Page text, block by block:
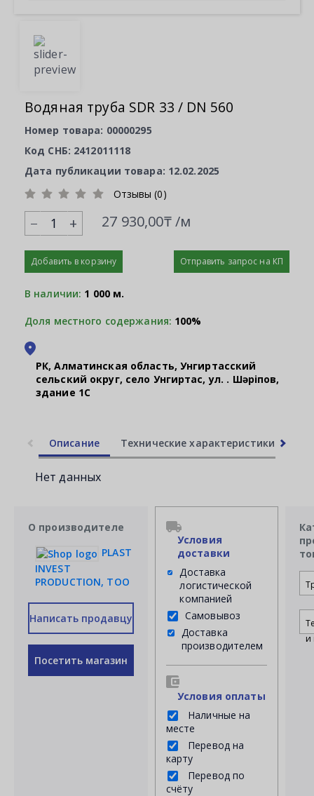
Водяная труба SDR 33 / DN 560
Номер товара: 00000295
Код СНБ: 2412011118
Дата публикации товара: 12.02.2025
Отзывы (0)
+ 27 930,00₸ /м
Добавить в корзину Отправить запрос на КП
В наличии: 1 000 м.
Доля местного содержания: 100%
РК, Алматинская область, Унгиртасский
сельский округ, село Унгиртас, ул. Қ. Шәріпов,
здание 1С
Описание Технические характеристики
Нет данных
О производителе
PLAST
INVEST
PRODUCTION, ТОО
Написать продавцу
Посетить магазин
Условия
доставки
Доставка
логистической
компанией
Самовывоз
Доставка
производителем
Условия оплаты
Наличные на
месте
Перевод на
карту
Перевод по
счёту
и